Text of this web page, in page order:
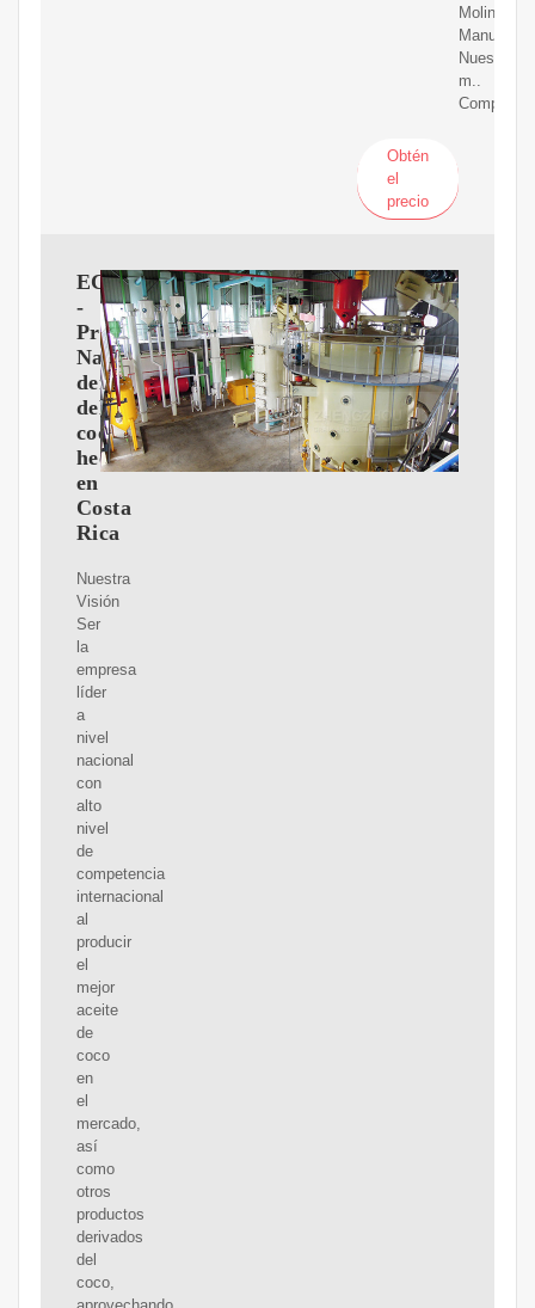
Molino
Manual
Nuestros
m..
Comprar
Obtén
el
precio
ECOCO
-
Productos
Naturales
derivados
del
coco,
hechos
en
Costa
Rica
Nuestra
Visión
Ser
la
empresa
líder
a
nivel
nacional
con
alto
nivel
de
competencia
internacional
al
producir
el
mejor
aceite
de
coco
en
el
mercado,
así
como
otros
productos
derivados
del
coco,